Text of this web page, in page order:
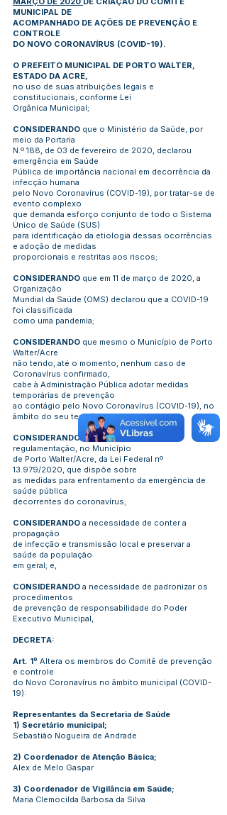
MUNICIPAL DE
ACOMPANHADO DE AÇÕES DE PREVENÇÃO E
CONTROLE
DO NOVO CORONAVÍRUS (COVID-19).
O PREFEITO MUNICIPAL DE PORTO WALTER,
ESTADO DA ACRE,
no uso de suas atribuições legais e
constitucionais, conforme Lei
Orgânica Municipal;
CONSIDERANDO que o Ministério da Saúde, por
meio da Portaria
N.º 188, de 03 de fevereiro de 2020, declarou
emergência em Saúde
Pública de importância nacional em decorrência da
infecção humana
pelo Novo Coronavírus (COVID-19), por tratar-se de
evento complexo
que demanda esforço conjunto de todo o Sistema
Único de Saúde (SUS)
para identificação da etiologia dessas ocorrências
e adoção de medidas
proporcionais e restritas aos riscos;
CONSIDERANDO que em 11 de março de 2020, a
Organização
Mundial da Saúde (OMS) declarou que a COVID-19
foi classificada
como uma pandemia;
CONSIDERANDO que mesmo o Município de Porto
Walter/Acre
não tendo, até o momento, nenhum caso de
Coronavírus confirmado,
cabe à Administração Pública adotar medidas
temporárias de prevenção
ao contágio pelo Novo Coronavírus (COVID-19), no
âmbito do seu território;
CONSIDERANDOa necessidade de
regulamentação, no Município
de Porto Walter/Acre, da Lei Federal nº
13.979/2020, que dispõe sobre
as medidas para enfrentamento da emergência de
saúde pública
decorrentes do coronavírus;
CONSIDERANDO a necessidade de conter a
propagação
de infecção e transmissão local e preservar a
saúde da população
em geral; e,
CONSIDERANDO a necessidade de padronizar os
procedimentos
de prevenção de responsabilidade do Poder
Executivo Municipal,
DECRETA:
Art. 1º Altera os membros do Comitê de prevenção
e controle
do Novo Coronavírus no âmbito municipal (COVID-
19):
Representantes da Secretaria de Saúde
1) Secretário municipal;
Sebastião Nogueira de Andrade
2) Coordenador de Atenção Básica;
Alex de Melo Gaspar
3) Coordenador de Vigilância em Saúde;
Maria Clemocilda Barbosa da Silva